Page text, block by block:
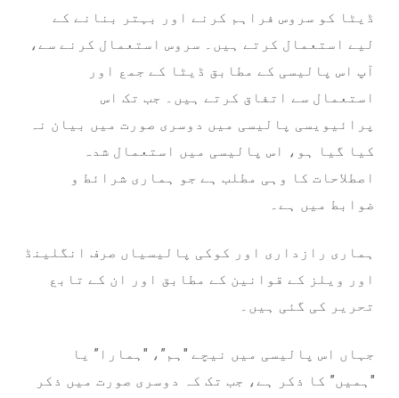
ڈیٹا کو سروس فراہم کرنے اور بہتر بنانے کے
لیے استعمال کرتے ہیں۔ سروس استعمال کرنے سے،
آپ اس پالیسی کے مطابق ڈیٹا کے جمع اور
استعمال سے اتفاق کرتے ہیں۔ جب تک اس
پرائیویسی پالیسی میں دوسری صورت میں بیان نہ
کیا گیا ہو، اس پالیسی میں استعمال شدہ
اصطلاحات کا وہی مطلب ہے جو ہماری شرائط و
ضوابط میں ہے۔
ہماری رازداری اور کوکی پالیسیاں صرف انگلینڈ
اور ویلز کے قوانین کے مطابق اور ان کے تابع
تحریر کی گئی ہیں۔
جہاں اس پالیسی میں نیچے "ہم”، "ہمارا” یا
"ہمیں” کا ذکر ہے، جب تک کہ دوسری صورت میں ذکر